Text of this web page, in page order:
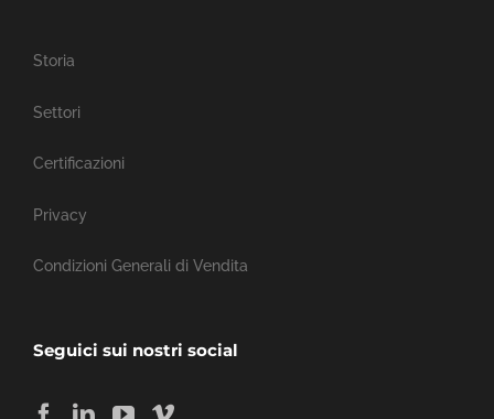
Storia
Settori
Certificazioni
Privacy
Condizioni Generali di Vendita
Seguici sui nostri social